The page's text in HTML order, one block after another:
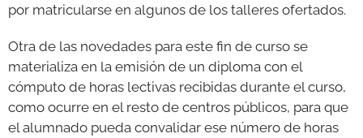
por matricularse en algunos de los talleres ofertados.
Otra de las novedades para este fin de curso se
materializa en la emisión de un diploma con el
cómputo de horas lectivas recibidas durante el curso,
como ocurre en el resto de centros públicos, para que
el alumnado pueda convalidar ese número de horas